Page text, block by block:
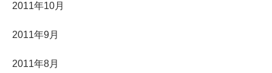
2011年10月
2011年9月
2011年8月